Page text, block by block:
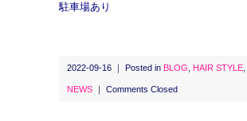
駐車場あり
2022-09-16 ｜ Posted in BLOG HAIR STYLE
NEWS Comments Closed